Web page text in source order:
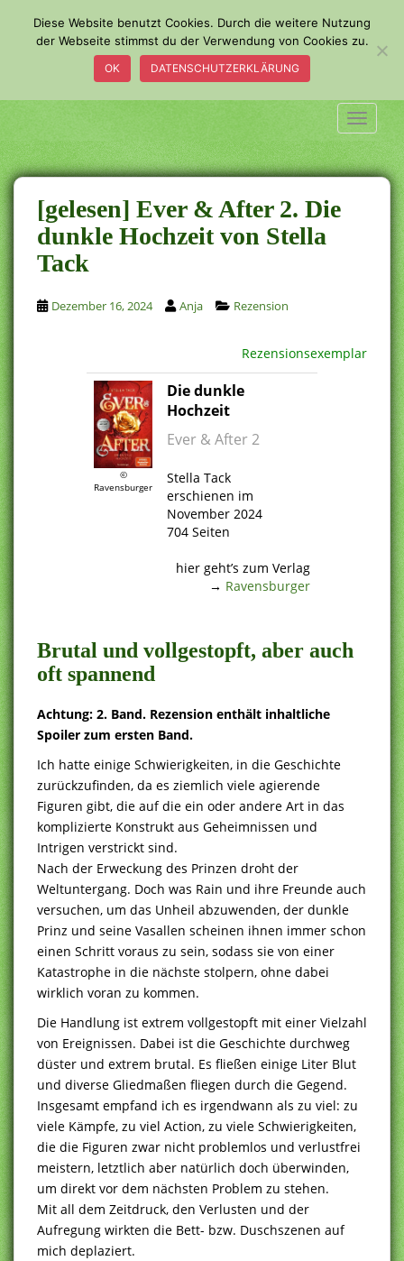
a
i
n
c
o
n
t
e
n
t
[gelesen] Ever & After 2. Die
dunkle Hochzeit von Stella
Tack
Dezember 16, 2024 Anja Rezension
Rezensionsexemplar
©
Ravensburger
Die dunkle
Hochzeit
Ever & After 2
Stella Tack
erschienen im
November 2024
704 Seiten
hier geht’s zum Verlag
→ Ravensburger
Brutal und vollgestopft, aber auch
oft spannend
Achtung: 2. Band. Rezension enthält inhaltliche
Spoiler zum ersten Band.
Ich hatte einige Schwierigkeiten, in die Geschichte
zurückzufinden, da es ziemlich viele agierende
Figuren gibt, die auf die ein oder andere Art in das
komplizierte Konstrukt aus Geheimnissen und
Intrigen verstrickt sind.
Nach der Erweckung des Prinzen droht der
Weltuntergang. Doch was Rain und ihre Freunde auch
versuchen, um das Unheil abzuwenden, der dunkle
Prinz und seine Vasallen scheinen ihnen immer schon
einen Schritt voraus zu sein, sodass sie von einer
Katastrophe in die nächste stolpern, ohne dabei
wirklich voran zu kommen.
Die Handlung ist extrem vollgestopft mit einer Vielzahl
von Ereignissen. Dabei ist die Geschichte durchweg
düster und extrem brutal. Es fließen einige Liter Blut
und diverse Gliedmaßen fliegen durch die Gegend.
Insgesamt empfand ich es irgendwann als zu viel: zu
viele Kämpfe, zu viel Action, zu viele Schwierigkeiten,
die die Figuren zwar nicht problemlos und verlustfrei
meistern, letztlich aber natürlich doch überwinden,
um direkt vor dem nächsten Problem zu stehen.
Mit all dem Zeitdruck, den Verlusten und der
Aufregung wirkten die Bett- bzw. Duschszenen auf
mich deplaziert.
Diese Website benutzt Cookies. Durch die weitere Nutzung
der Webseite stimmst du der Verwendung von Cookies zu.
OK DATENSCHUTZERKLÄRUNG